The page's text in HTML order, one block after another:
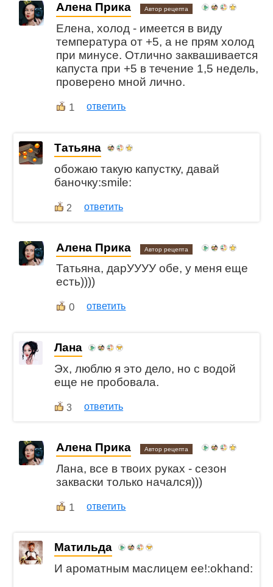
Алена Прика Автор рецепта
Елена, холод - имеется в виду
температура от +5, а не прям холод
при минусе. Отлично заквашивается
капуста при +5 в течение 1,5 недель,
проверено мной лично.
1 ответить
Татьяна
обожаю такую капустку, давай
баночку:smile:
2 ответить
Алена Прика Автор рецепта
Татьяна, дарУУУУ обе, у меня еще
есть))))
0 ответить
Лана
Эх, люблю я это дело, но с водой
еще не пробовала.
3 ответить
Алена Прика Автор рецепта
Лана, все в твоих руках - сезон
закваски только начался)))
1 ответить
Матильда
И ароматным маслицем ее!:okhand: